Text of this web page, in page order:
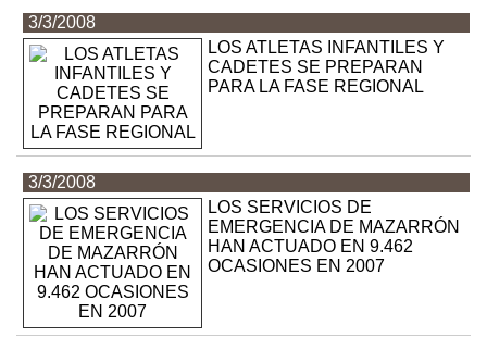
3/3/2008
LOS ATLETAS INFANTILES Y
CADETES SE PREPARAN
PARA LA FASE REGIONAL
3/3/2008
LOS SERVICIOS DE
EMERGENCIA DE MAZARRÓN
HAN ACTUADO EN 9.462
OCASIONES EN 2007